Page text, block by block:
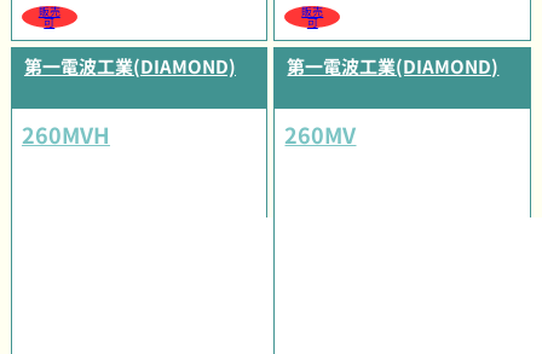
販売
可
販売
可
第一電波工業(DIAMOND)
260MVH
第一電波工業(DIAMOND)
260MV